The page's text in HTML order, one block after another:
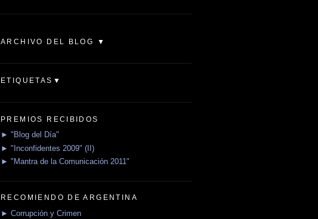
ARCHIVO DEL BLOG ▼
ETIQUETAS▼
PREMIOS RECIBIDOS
► "Blog del Día"
► "Inconfidentes 2009" (II)
► "Mantra de la Comunicación 2011"
RECOMIENDO DE ARGENTINA
► Corrupción y Crimen